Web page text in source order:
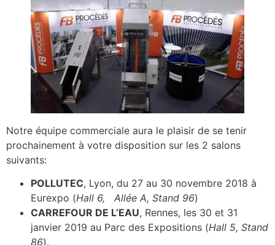
Notre équipe commerciale aura le plaisir de se tenir
prochainement à votre disposition sur les 2 salons
suivants:
POLLUTEC, Lyon, du 27 au 30 novembre 2018 à
Eurexpo (Hall 6, Allée A, Stand 96)
CARREFOUR DE L’EAU, Rennes, les 30 et 31
janvier 2019 au Parc des Expositions (Hall 5, Stand
86).